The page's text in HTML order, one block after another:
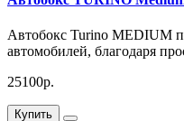
Автобокс Turino MEDIUM
автомобилей, благодаря
25100р.
Купить